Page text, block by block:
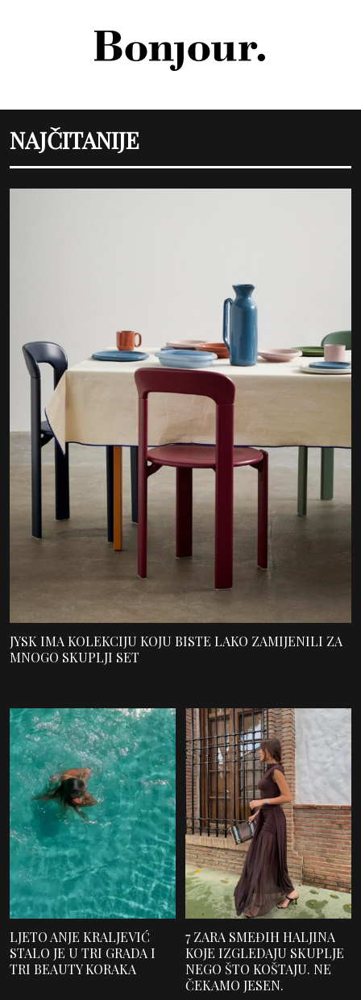
NAJČITANIJE
JYSK IMA KOLEKCIJU KOJU BISTE LAKO ZAMIJENILI ZA
MNOGO SKUPLJI SET
LJETO ANJE KRALJEVIĆ
STALO JE U TRI GRADA I
TRI BEAUTY KORAKA
7 ZARA SMEĐIH HALJINA
KOJE IZGLEDAJU SKUPLJE
NEGO ŠTO KOŠTAJU. NE
ČEKAMO JESEN.